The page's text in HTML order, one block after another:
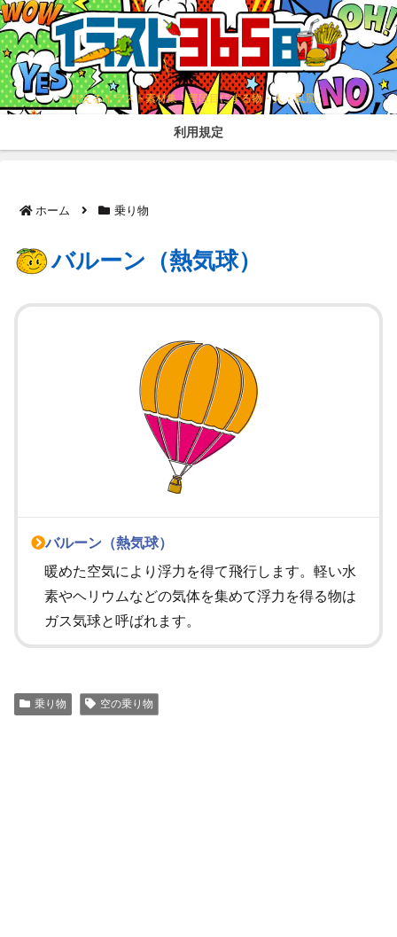
使えるイラスト素材集！普段目にする物・人・風景。
利用規定
ホーム 乗り物
バルーン（熱気球）
バルーン（熱気球）
暖めた空気により浮力を得て飛行します。軽い水
素やヘリウムなどの気体を集めて浮力を得る物は
ガス気球と呼ばれます。
乗り物 空の乗り物